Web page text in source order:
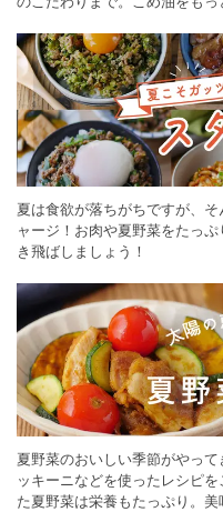
夏は食欲が落ちがちですが、
ャージ！お肉や夏野菜をたっ
き飛ばしましょう！
夏野菜のおいしい季節がやっ
ッキーニなどを使ったレシピ
た夏野菜は栄養もたっぷり。